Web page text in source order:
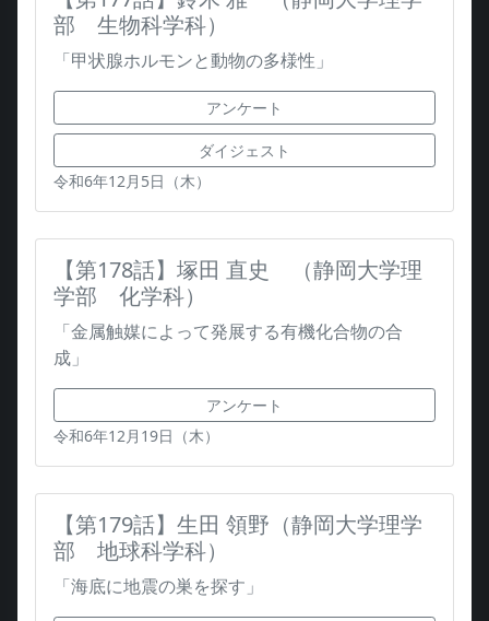
部 生物科学科）
「甲状腺ホルモンと動物の多様性」
アンケート
ダイジェスト
令和6年12月5日（木）
【第178話】塚田 直史 （静岡大学理
学部 化学科）
「金属触媒によって発展する有機化合物の合
成」
アンケート
令和6年12月19日（木）
【第179話】生田 領野（静岡大学理学
部 地球科学科）
「海底に地震の巣を探す」